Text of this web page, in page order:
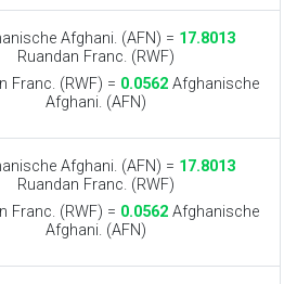
Afghani. (AFN) = 17.8013
Ruandan Franc. (RWF)
Franc. (RWF) = 0.0562 Afghanische
Afghani. (AFN)
Afghani. (AFN) = 17.8013
Ruandan Franc. (RWF)
Franc. (RWF) = 0.0562 Afghanische
Afghani. (AFN)